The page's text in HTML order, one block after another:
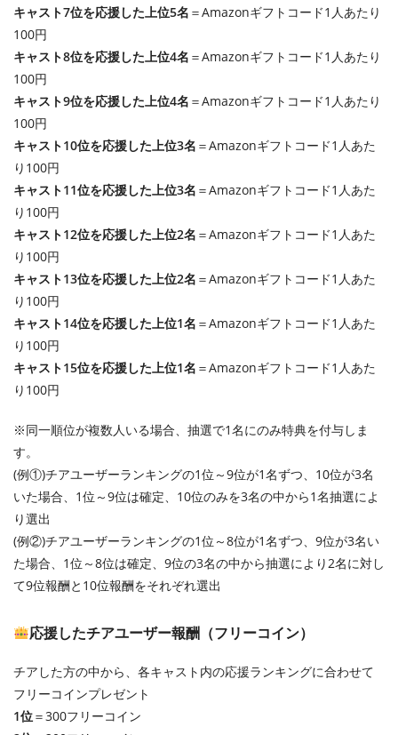
キャスト7位を応援した上位5名 ＝Amazonギフトコード1人あたり
100円
キャスト8位を応援した上位4名 ＝Amazonギフトコード1人あたり
100円
キャスト9位を応援した上位4名 ＝Amazonギフトコード1人あたり
100円
キャスト10位を応援した上位3名 ＝Amazonギフトコード1人あた
り100円
キャスト11位を応援した上位3名 ＝Amazonギフトコード1人あた
り100円
キャスト12位を応援した上位2名 ＝Amazonギフトコード1人あた
り100円
キャスト13位を応援した上位2名 ＝Amazonギフトコード1人あた
り100円
キャスト14位を応援した上位1名 ＝Amazonギフトコード1人あた
り100円
キャスト15位を応援した上位1名 ＝Amazonギフトコード1人あた
り100円
※同一順位が複数人いる場合、抽選で1名にのみ特典を付与しま
す。
(例①)チアユーザーランキングの1位～9位が1名ずつ、10位が3名
いた場合、1位～9位は確定、10位のみを3名の中から1名抽選によ
り選出
(例②)チアユーザーランキングの1位～8位が1名ずつ、9位が3名い
た場合、1位～8位は確定、9位の3名の中から抽選により2名に対し
て9位報酬と10位報酬をそれぞれ選出
応援したチアユーザー報酬（フリーコイン）
チアした方の中から、各キャスト内の応援ランキングに合わせて
フリーコインプレゼント
1位＝300フリーコイン